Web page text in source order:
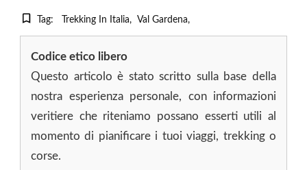
Tag: Trekking In Italia Val Gardena
Codice etico libero
Questo articolo è stato scritto sulla base della
nostra esperienza personale, con informazioni
veritiere che riteniamo possano esserti utili al
momento di pianificare i tuoi viaggi, trekking o
corse.